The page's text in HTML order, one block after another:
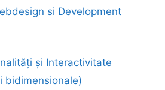
si Development
și Interactivitate
bidimensionale)